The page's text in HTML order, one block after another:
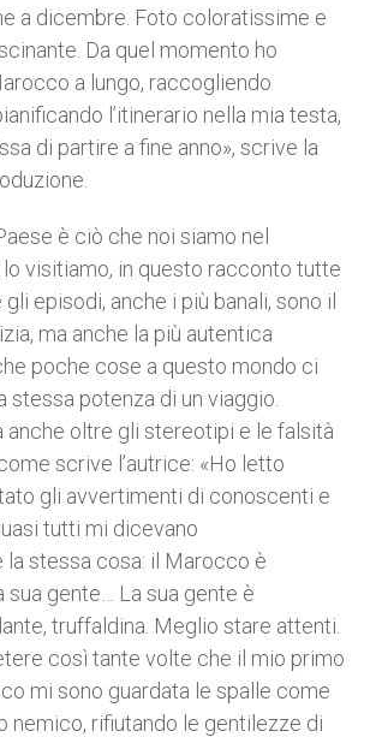
a dicembre. Foto coloratissime e
Da quel momento ho
a lungo, raccogliendo
l’itinerario nella mia testa,
di partire a fine anno», scrive la
è ciò che noi siamo nel
visitiamo, in questo racconto tutte
episodi, anche i più banali, sono il
ma anche la più autentica
poche cose a questo mondo ci
stessa potenza di un viaggio.
anche oltre gli stereotipi e le falsità
scrive l’autrice: «Ho letto
gli avvertimenti di conoscenti e
tutti mi dicevano
la stessa cosa: il Marocco è
sua gente… La sua gente è
truffaldina. Meglio stare attenti.
così tante volte che il mio primo
mi sono guardata le spalle come
nemico, rifiutando le gentilezze di